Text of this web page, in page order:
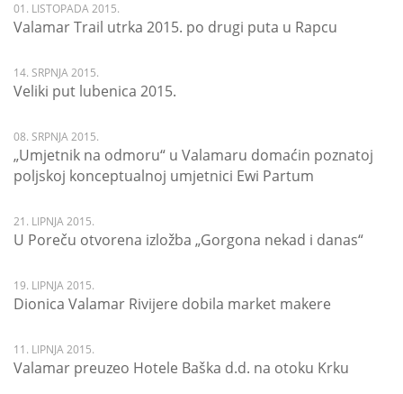
01. LISTOPADA 2015.
Valamar Trail utrka 2015. po drugi puta u Rapcu
14. SRPNJA 2015.
Veliki put lubenica 2015.
08. SRPNJA 2015.
„Umjetnik na odmoru“ u Valamaru domaćin poznatoj
poljskoj konceptualnoj umjetnici Ewi Partum
21. LIPNJA 2015.
U Poreču otvorena izložba „Gorgona nekad i danas“
19. LIPNJA 2015.
Dionica Valamar Rivijere dobila market makere
11. LIPNJA 2015.
Valamar preuzeo Hotele Baška d.d. na otoku Krku